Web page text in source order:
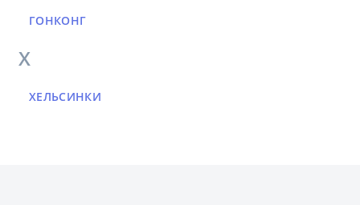
ГОНКОНГ
Х
ХЕЛЬСИНКИ